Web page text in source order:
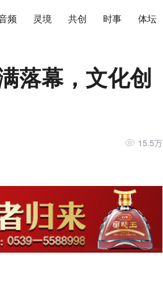
频 灵境 共创 时事 体坛
落幕，文化创
15.5万